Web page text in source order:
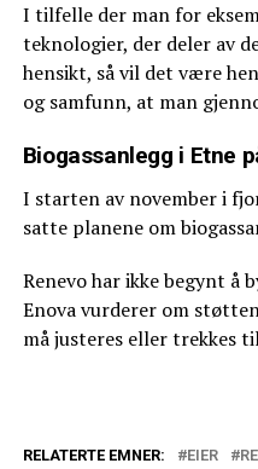
I tilfelle der man for
teknologier, der deler av
hensikt, så vil det være
og samfunn, at man
Biogassanlegg i Etne
I starten av november i
satte planene om
Renevo har ikke begynt å
Enova vurderer om
må justeres eller trekkes
RELATERTE EMNER: EIER